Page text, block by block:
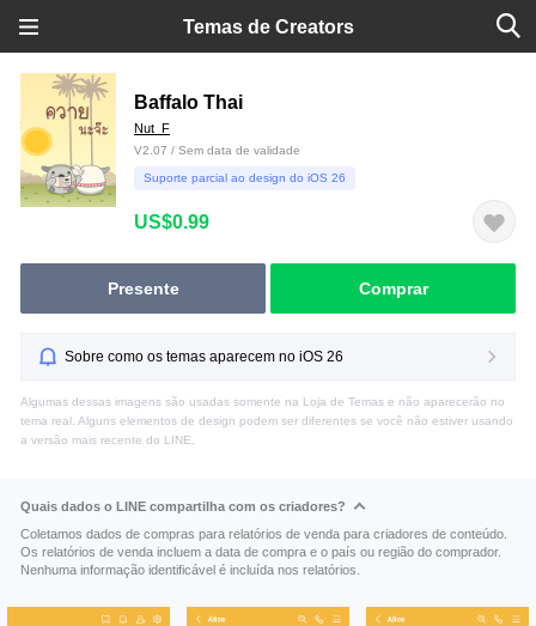
Temas de Creators
Baffalo Thai
Nut_F
V2.07 / Sem data de validade
Suporte parcial ao design do iOS 26
US$0.99
Presente Comprar
Sobre como os temas aparecem no iOS 26
Algumas dessas imagens são usadas somente na Loja de Temas e não aparecerão no
tema real. Alguns elementos de design podem ser diferentes se você não estiver usando
a versão mais recente do LINE.
Quais dados o LINE compartilha com os criadores?
Coletamos dados de compras para relatórios de venda para criadores de conteúdo.
Os relatórios de venda incluem a data de compra e o país ou região do comprador.
Nenhuma informação identificável é incluída nos relatórios.